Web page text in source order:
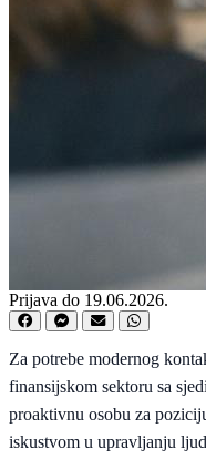
Prijava do 19.06.2026.
Za potrebe modernog
finansijskom sektoru sa
proaktivnu osobu za
iskustvom u upravljanju